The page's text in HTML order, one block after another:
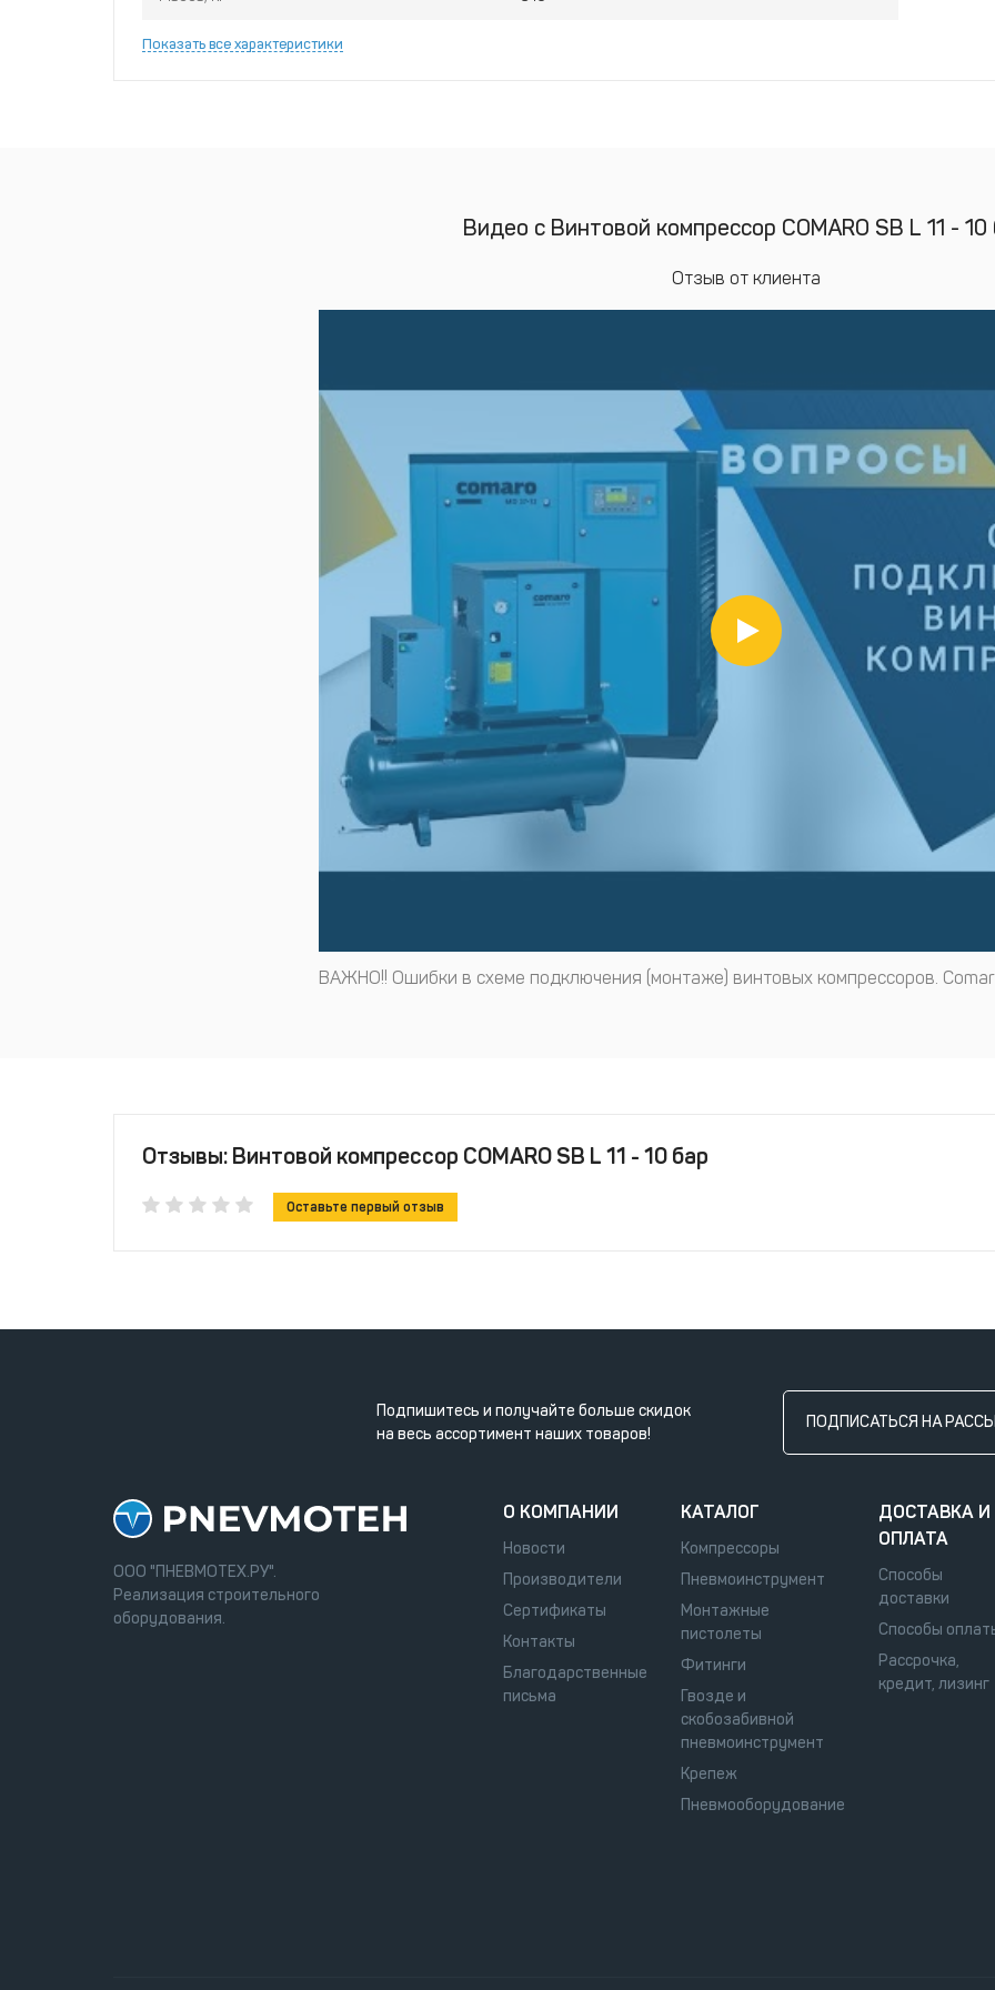
Показать все характеристики
Видео с Винтовой компрессор COMARO SB L 11 - 10
Отзыв от клиента
ВАЖНО!! Ошибки в схеме подключения (монтаже) винтовых компрессоров.
Отзывы: Винтовой компрессор COMARO SB L 11 - 10 бар
Оставьте первый отзыв
Подпишитесь и получайте больше скидок
на весь ассортимент наших товаров!
ПОДПИСАТЬСЯ НА
ООО "ПНЕВМОТЕХ.РУ".
Реализация строительного
оборудования.
О КОМПАНИИ
Новости
Производители
Сертификаты
Контакты
Благодарственные
письма
КАТАЛОГ
Компрессоры
Пневмоинструмент
Монтажные
пистолеты
Фитинги
Гвозде и
скобозабивной
пневмоинструмент
Крепеж
Пневмооборудование
ДОСТАВКА И
ОПЛАТА
Способы
доставки
Способы
Рассрочка,
кредит, лизинг